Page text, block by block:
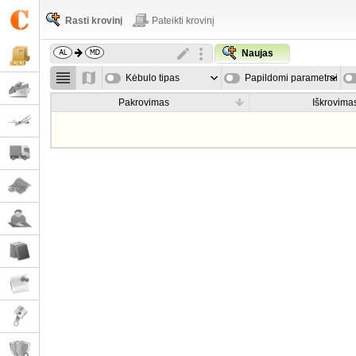
Rasti krovinį Pateikti krovinį
Naujas
Kėbulo tipas Papildomi parametrai
Pakrovimas